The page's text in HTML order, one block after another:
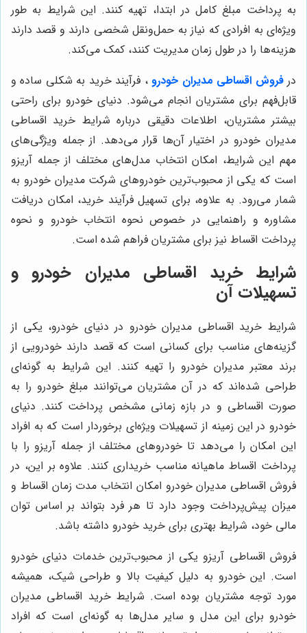
به پرداخت مبلغ کامل در ابتدا، تهیه کنند. این شرایط به طور
ویژه‌ای به افرادی که نیاز به حمل‌ونقل شخصی دارند و قصد دارند
هزینه‌ها را در طول زمان مدیریت کنند، کمک می‌کند.
درفروش اقساطی مدیران خودرو ، فرآیند خرید به شکلی ساده و
قابل‌فهم برای مشتریان انجام می‌شود. دنیای خودرو برای راحتی
بیشتر مشتریان، اطلاعات دقیقی درباره شرایط خرید اقساطی
مدیران خودرو در اختیار آن‌ها قرار می‌دهد. از جمله ویژگی‌های
مهم این شرایط، امکان انتخاب مدل‌های مختلف از جمله آریزو
است که یکی از محبوب‌ترین خودروهای شرکت مدیران خودرو به
شمار می‌رود. به علاوه، برای تسهیل فرآیند خرید، امکان دریافت
مشاوره و راهنمایی در خصوص نحوه انتخاب خودرو و نحوه
پرداخت اقساط نیز برای مشتریان فراهم شده است.
شرایط خرید اقساطی مدیران خودرو و
تسهیلات آن
شرایط خرید اقساطی مدیران خودرو در دنیای خودرو، یکی از
گزینه‌های مناسب برای کسانی است که قصد دارند خودرویی از
برند معتبر مدیران خودرو را تهیه کنند. این شرایط به گونه‌ای
طراحی شده‌اند که در آن مشتریان می‌توانند مبلغ خودرو را به
صورت اقساطی و در بازه زمانی مشخص پرداخت کنند. دنیای
خودرو در این زمینه از تسهیلات ویژه‌ای برخوردار است که به افراد
این امکان را می‌دهد تا خودروهای مختلف از جمله آریزو را با
پرداخت اقساط ماهیانه مناسب خریداری کنند. علاوه بر این، در
فروش اقساطی مدیران خودرو امکان انتخاب مدت زمان اقساط و
میزان پیش‌پرداخت وجود دارد تا هر فرد بتواند بر اساس توان
مالی خود، شرایط بهتری برای خرید خودرو داشته باشد.
فروش اقساطی آریزو یکی از محبوب‌ترین خدمات دنیای خودرو
است. این خودرو به دلیل کیفیت بالا و طراحی شیک، همیشه
مورد توجه مشتریان بوده است. شرایط خرید اقساطی مدیران
خودرو برای این مدل و سایر مدل‌ها به گونه‌ای است که افراد